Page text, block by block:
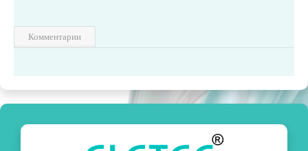
Комментарии